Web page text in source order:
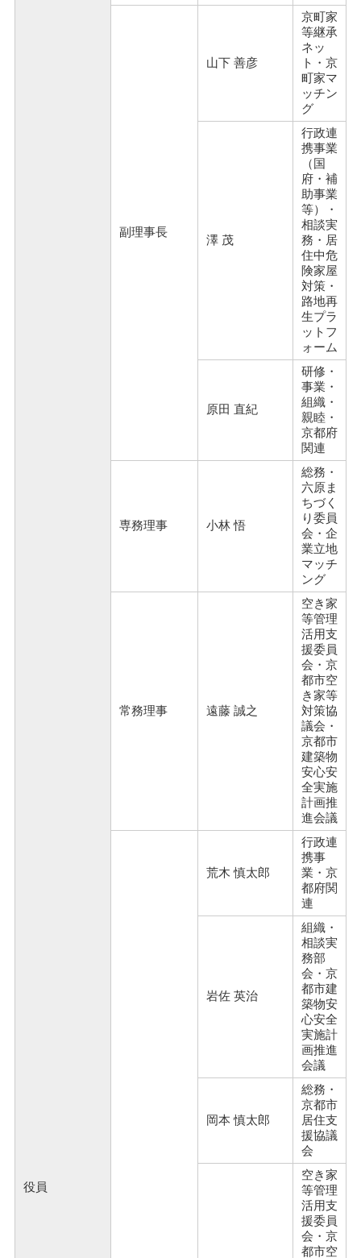
役員
副理事長
山下 善彦
京町家
等継承
ネッ
ト・京
町家マ
ッチン
グ
澤 茂
行政連
携事業
（国
府・補
助事業
等）・
相談実
務・居
住中危
険家屋
対策・
路地再
生プラ
ットフ
ォーム
原田 直紀
研修・
事業・
組織・
親睦・
京都府
関連
専務理事 小林 悟
総務・
六原ま
ちづく
り委員
会・企
業立地
マッチ
ング
常務理事 遠藤 誠之
空き家
等管理
活用支
援委員
会・京
都市空
き家等
対策協
議会・
京都市
建築物
安心安
全実施
計画推
進会議
荒木 慎太郎
行政連
携事
業・京
都府関
連
岩佐 英治
組織・
相談実
務部
会・京
都市建
築物安
心安全
実施計
画推進
会議
岡本 慎太郎
総務・
京都市
居住支
援協議
会
空き家
等管理
活用支
援委員
会・京
都市空